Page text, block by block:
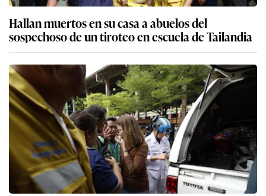
Hallan muertos en su casa a abuelos del
sospechoso de un tiroteo en escuela de Tailandia